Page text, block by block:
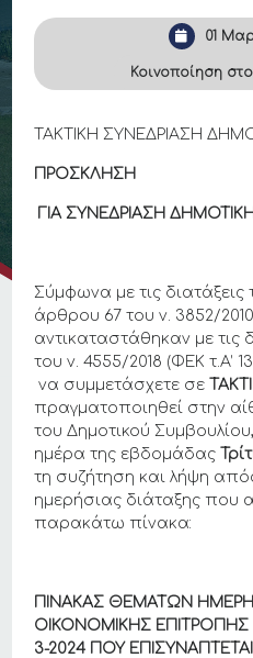
01
Κοινοποίηση
ΤΑΚΤΙΚΗ ΣΥΝΕΔΡΙΑΣΗ
ΠΡΟΣΚΛΗΣΗ
ΓΙΑ ΣΥΝΕΔΡΙΑΣΗ
Σύμφωνα με τις διατάξεις
άρθρου 67 του ν. 3852/
αντικαταστάθηκαν με τις
του ν. 4555/2018 (ΦΕΚ τ.Α’
να συμμετάσχετε σε
πραγματοποιηθεί στην
του Δημοτικού
ημέρα της εβδομάδας
τη συζήτηση και λήψη
ημερήσιας διάταξης που
παρακάτω πίνακα:
ΠΙΝΑΚΑΣ ΘΕΜΑΤΩΝ
ΟΙΚΟΝΟΜΙΚΗΣ
3-2024 ΠΟΥ